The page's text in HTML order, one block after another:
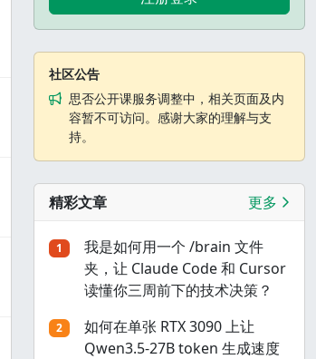
社区公告
思否公开课服务调整中，相关页面及内
容暂不可访问。感谢大家的理解与支
持。
精彩文章 更多
1
我是如何用一个 /brain 文件
夹，让 Claude Code 和 Cursor
读懂你三周前下的技术决策？
2
如何在单张 RTX 3090 上让
Qwen3.5-27B token 生成速度